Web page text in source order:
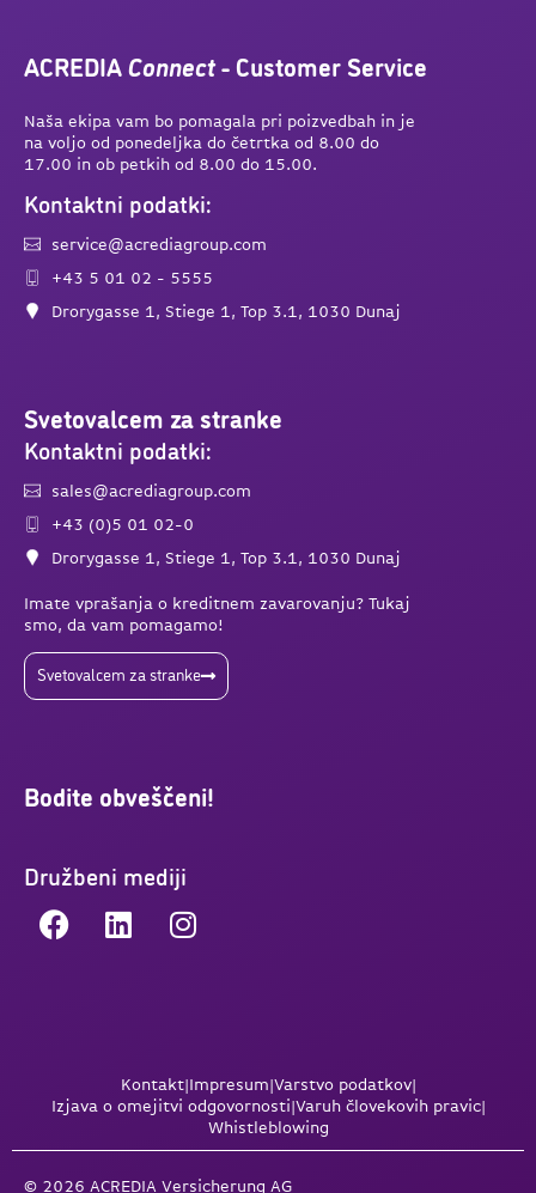
ACREDIA Connect- Customer Service
Naša ekipa vam bo pomagala pri poizvedbah in je
na voljo od ponedeljka do četrtka od 8.00 do
17.00 in ob petkih od 8.00 do 15.00.
Kontaktni podatki:
service@acrediagroup.com
+43 5 01 02 - 5555
Drorygasse 1, Stiege 1, Top 3.1, 1030 Dunaj
Svetovalcem za stranke
Kontaktni podatki:
sales@acrediagroup.com
+43 (0)5 01 02-0
Drorygasse 1, Stiege 1, Top 3.1, 1030 Dunaj
Imate vprašanja o kreditnem zavarovanju? Tukaj
smo, da vam pomagamo!
Svetovalcem za stranke
Bodite obveščeni!
Družbeni mediji
Kontakt|Impresum|Varstvo podatkov|
Izjava o omejitvi odgovornosti|Varuh človekovih pravic|
Whistleblowing
© 2026 ACREDIA Versicherung AG